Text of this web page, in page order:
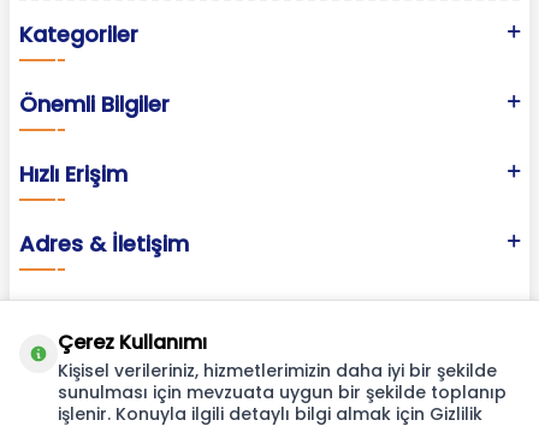
Kategoriler
Önemli Bilgiler
Hızlı Erişim
Adres & İletişim
Çerez Kullanımı
Kişisel verileriniz, hizmetlerimizin daha iyi bir şekilde
sunulması için mevzuata uygun bir şekilde toplanıp
işlenir. Konuyla ilgili detaylı bilgi almak için Gizlilik